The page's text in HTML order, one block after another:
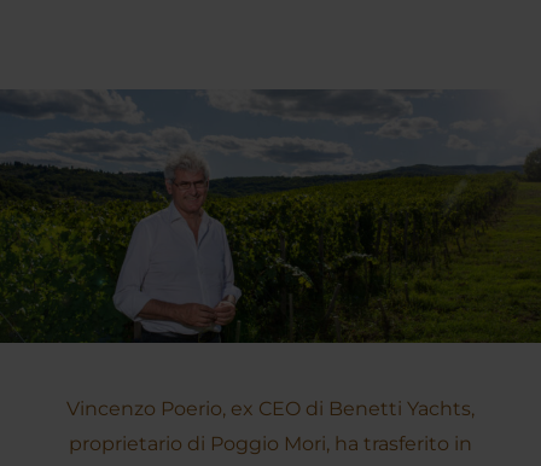
Vincenzo Poerio, ex CEO di Benetti Yachts,
proprietario di Poggio Mori, ha trasferito in